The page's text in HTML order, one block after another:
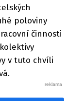
poloviny
činnosti
v tuto chvíli